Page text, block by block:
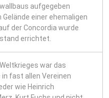
aufgegeben
einer ehemaligen
der Concordia wurde
errichtet.
war das
fast allen Vereinen
wie Heinrich